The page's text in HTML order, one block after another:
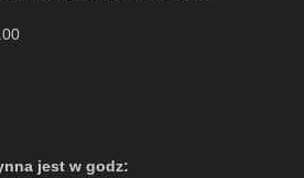
jest w godz: